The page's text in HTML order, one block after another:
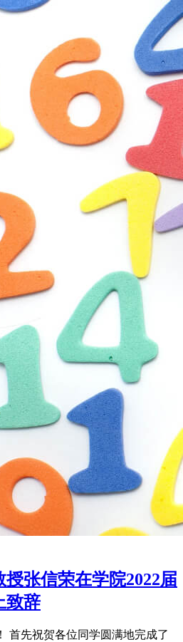
张信荣在学院2022届
致辞
首先祝贺各位同学圆满地完成了